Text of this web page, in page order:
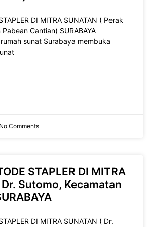
DI MITRA SUNATAN ( Perak
Cantian) SURABAYA
rumah sunat Surabaya membuka
No Comments
STAPLER DI MITRA
Dr. Sutomo, Kecamatan
DI MITRA SUNATAN ( Dr.